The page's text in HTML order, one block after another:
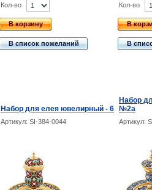
Кол-во
В корзину
В список пожеланий
Кол-во
В
В
Набор для елея ювелирный - 6
Набор
№2a
Артикул: SI-384-0044 Артикул: